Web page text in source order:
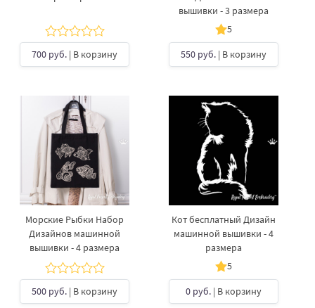
700 руб. | В корзину
вышивки - 3 размера
5
550 руб. | В корзину
Морские Рыбки Набор
Дизайнов машинной
вышивки - 4 размера
500 руб. | В корзину
Кот бесплатный Дизайн
машинной вышивки - 4
размера
5
0 руб. | В корзину